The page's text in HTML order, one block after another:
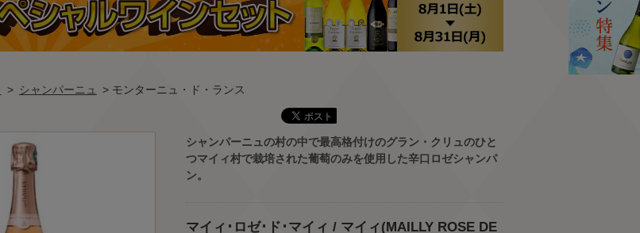
> シャンパーニュ > モンターニュ・ド・ランス
シャンパーニュの村の中で最高格付けのグラン・クリュのひと
つマイィ村で栽培された葡萄のみを使用した辛口ロゼシャンパ
ン。
マイィ･ロゼ･ド･マイィ / マイィ(MAILLY ROSE DE